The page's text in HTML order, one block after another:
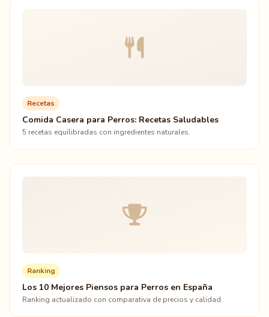
Recetas
Comida Casera para Perros: Recetas Saludables
5 recetas equilibradas con ingredientes naturales.
Ranking
Los 10 Mejores Piensos para Perros en España
Ranking actualizado con comparativa de precios y calidad.